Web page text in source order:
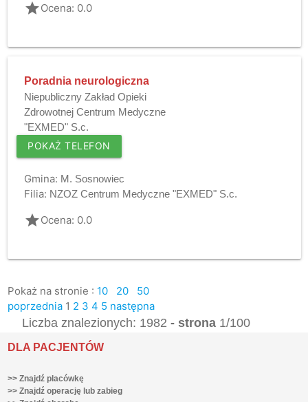
gradeOcena: 0.0
Poradnia neurologiczna
Niepubliczny Zakład Opieki
Zdrowotnej Centrum Medyczne
"EXMED" S.c.
POKAŻ TELEFON
Gmina: M. Sosnowiec
Filia: NZOZ Centrum Medyczne "EXMED" S.c.
gradeOcena: 0.0
Pokaż na stronie : 10 20
50
poprzednia 1 2 3 4 5 następna
Liczba znalezionych: 1982 - strona 1/100
DLA PACJENTÓW
>> Znajdź placówkę
>> Znajdź operację lub zabieg